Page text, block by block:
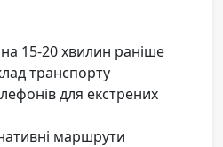
15-20 хвилин раніше
транспорту
для екстрених
маршрути